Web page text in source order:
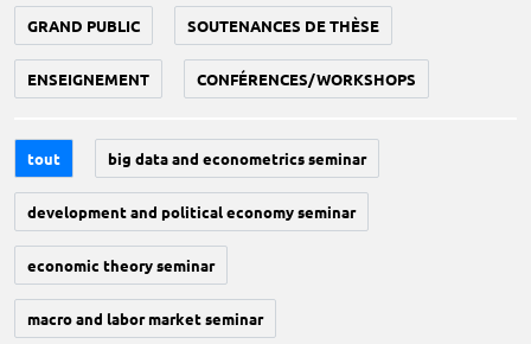
GRAND PUBLIC SOUTENANCES DE THÈSE
ENSEIGNEMENT CONFÉRENCES/WORKSHOPS
tout big data and econometrics seminar
development and political economy seminar
economic theory seminar
macro and labor market seminar